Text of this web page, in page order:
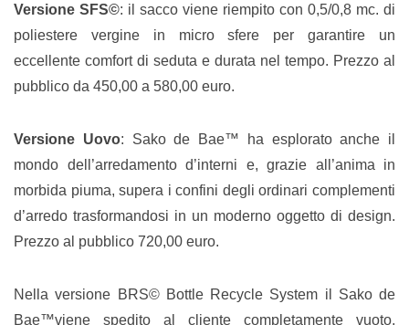
Versione SFS©: il sacco viene riempito con 0,5/0,8 mc. di
poliestere vergine in micro sfere per garantire un
eccellente comfort di seduta e durata nel tempo. Prezzo al
pubblico da 450,00 a 580,00 euro.
Versione Uovo: Sako de Bae™ ha esplorato anche il
mondo dell’arredamento d’interni e, grazie all’anima in
morbida piuma, supera i confini degli ordinari complementi
d’arredo trasformandosi in un moderno oggetto di design.
Prezzo al pubblico 720,00 euro.
Nella versione BRS© Bottle Recycle System il Sako de
Bae™viene spedito al cliente completamente vuoto,